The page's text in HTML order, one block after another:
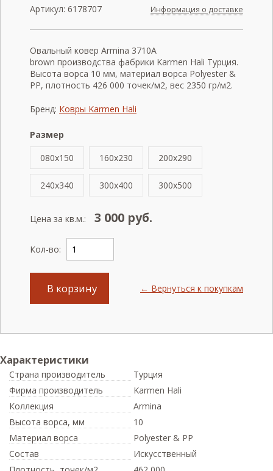
Артикул: 6178707 Информация о доставке
Овальный ковер Armina 3710A
brown производства фабрики Karmen Hali Турция.
Высота ворса 10 мм, материал ворса Polyester &
PP, плотность 426 000 точек/м2, вес 2350 гр/м2.
Бренд: Ковры Karmen Hali
Размер
080x150
160x230 200x290
240x340 300x400 300x500
Цена за кв.м.: 3 000 руб.
Кол-во:
В корзину ← Вернуться к покупкам
Характеристики
Страна производитель
Турция
Фирма производитель
Karmen Hali
Коллекция
Armina
Высота ворса, мм
10
Материал ворса
Polyester & PP
Состав
Искусственный